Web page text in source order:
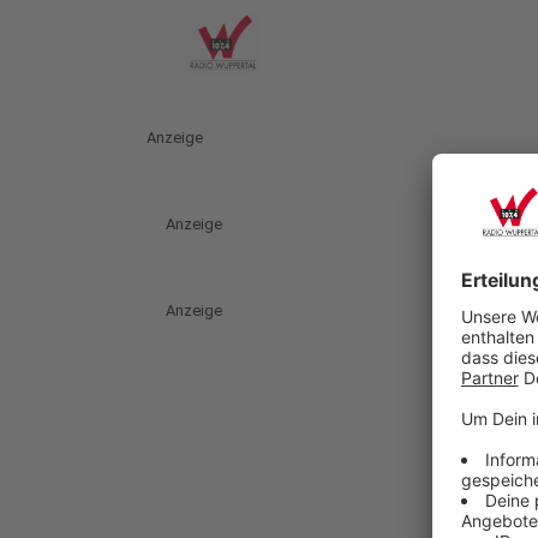
Anzeige
Anzeige
Anzeige